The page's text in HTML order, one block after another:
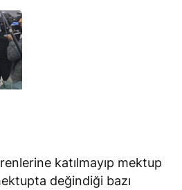
katılmayıp mektup
değindiği bazı